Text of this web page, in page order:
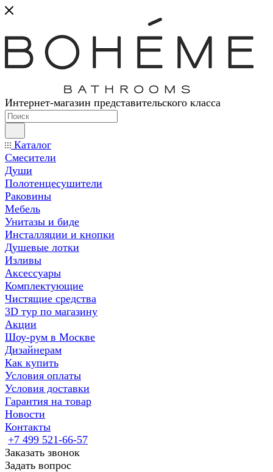
Интернет-магазин представительского класса
Каталог
Смесители
Души
Полотенцесушители
Раковины
Мебель
Унитазы и биде
Инсталляции и кнопки
Душевые лотки
Изливы
Аксессуары
Комплектующие
Чистящие средства
3D тур по магазину
Акции
Шоу-рум в Москве
Дизайнерам
Как купить
Условия оплаты
Условия доставки
Гарантия на товар
Новости
Контакты
+7 499 521-66-57
Заказать звонок
Задать вопрос